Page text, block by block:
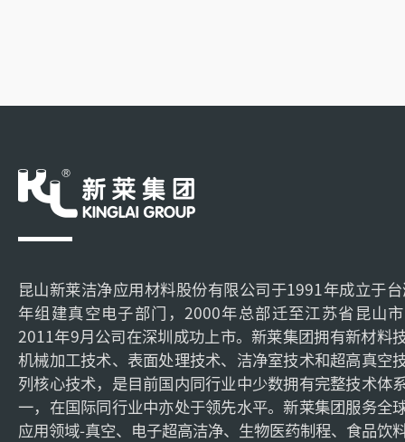
昆山新莱洁净应用材料股份有限公司于1991年成立于
年组建真空电子部门，2000年总部迁至江苏省昆山
2011年9月公司在深圳成功上市。新莱集团拥有新材料
机械加工技术、表面处理技术、洁净室技术和超高真空
列核心技术，是目前国内同行业中少数拥有完整技术体
一，在国际同行业中亦处于领先水平。新莱集团服务全
应用领域-真空、电子超高洁净、生物医药制程、食品饮